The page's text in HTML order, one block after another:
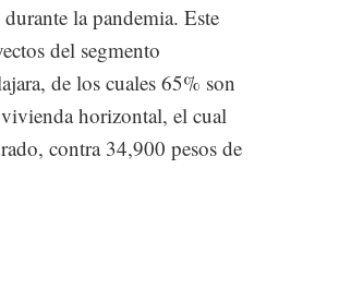
la pandemia. Este
del segmento
de los cuales 65% son
horizontal, el cual
contra 34,900 pesos de